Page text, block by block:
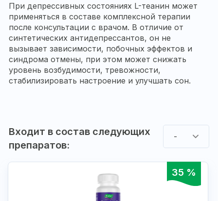
При депрессивных состояниях L-теанин может
применяться в составе комплексной терапии
после консультации с врачом. В отличие от
синтетических антидепрессантов, он не
вызывает зависимости, побочных эффектов и
синдрома отмены, при этом может снижать
уровень возбудимости, тревожности,
стабилизировать настроение и улучшать сон.
Входит в состав следующих
препаратов:
-
35 %